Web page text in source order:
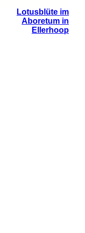
Lotusblüte im
Aboretum in
Ellerhoop